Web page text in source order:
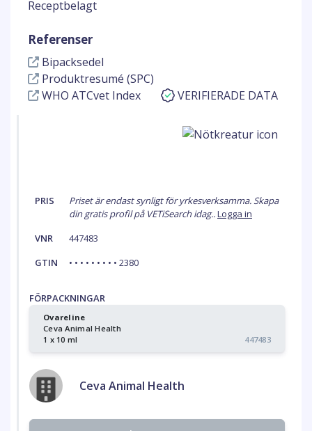
Receptbelagt
Referenser
Bipacksedel
Produktresumé (SPC)
WHO ATCvet Index
VERIFIERADE DATA
PRIS
Priset är endast synligt för yrkesverksamma. Skapa
din gratis profil på VETiSearch idag..Logga in
VNR
447483
GTIN
• • • • • • • • • 2380
FÖRPACKNINGAR
Ovareline
Ceva Animal Health
1 x 10 ml
447483
Ceva Animal Health